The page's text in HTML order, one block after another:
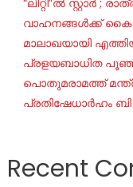
“ലിറ്റി”ൽ സ്റ്റാർ ;
വാഹനങ്ങൾക്ക് കൈ
മാലാഖയായി
പ്രളയബാധിത
പൊതുമരാമത്ത്
പ്രതിഷേധാർഹം ബി
Recent